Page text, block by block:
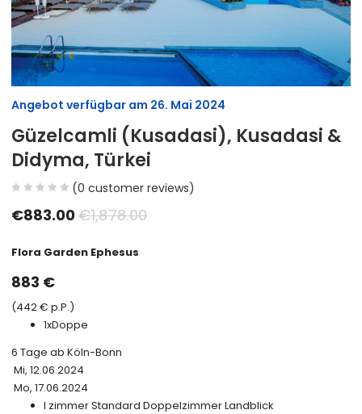
Angebot verfügbar am 26. Mai 2024
Güzelcamli (Kusadasi), Kusadasi &
Didyma, Türkei
(0 customer reviews)
€883.00€1,878.00
Flora Garden Ephesus
883 €
(442€ p.P.)
1xDoppe
6 Tage ab Köln-Bonn
Mi, 12.06.2024
Mo, 17.06.2024
l zimmer StandardDoppelzimmer Landblick